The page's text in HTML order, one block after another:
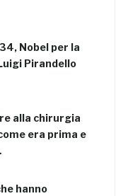
Nobel per la
Pirandello
alla chirurgia
era prima e
hanno